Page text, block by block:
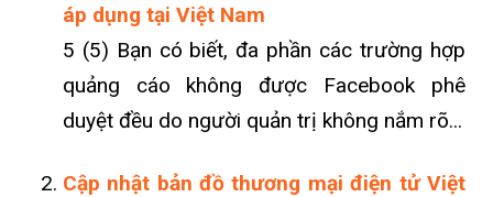
áp dụng tại Việt Nam
5 (5) Bạn có biết, đa phần các trường hợp
quảng cáo không được Facebook phê
duyệt đều do người quản trị không nắm rõ...
Cập nhật bản đồ thương mại điện tử Việt